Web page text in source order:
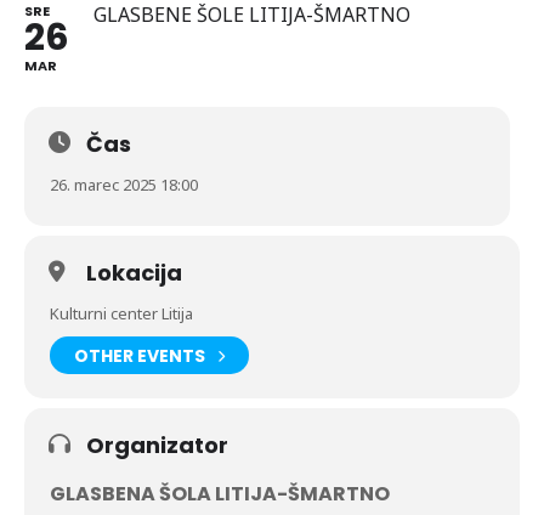
SRE
26
MAR
GLASBENE ŠOLE LITIJA-ŠMARTNO
Čas
26. marec 2025 18:00
Lokacija
Kulturni center Litija
OTHER EVENTS
Organizator
GLASBENA ŠOLA LITIJA-ŠMARTNO